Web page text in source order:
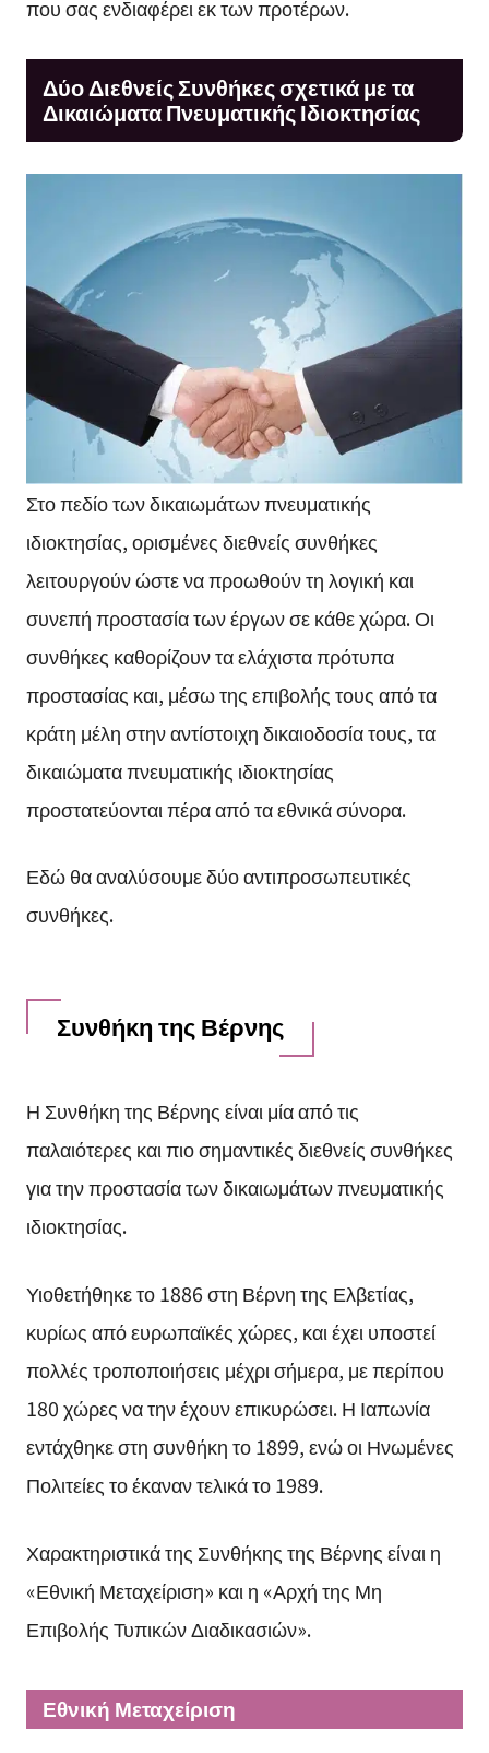
που σας ενδιαφέρει εκ των προτέρων.
Δύο Διεθνείς Συνθήκες σχετικά με τα
Δικαιώματα Πνευματικής Ιδιοκτησίας
Στο πεδίο των δικαιωμάτων πνευματικής
ιδιοκτησίας, ορισμένες διεθνείς συνθήκες
λειτουργούν ώστε να προωθούν τη λογική και
συνεπή προστασία των έργων σε κάθε χώρα. Οι
συνθήκες καθορίζουν τα ελάχιστα πρότυπα
προστασίας και, μέσω της επιβολής τους από τα
κράτη μέλη στην αντίστοιχη δικαιοδοσία τους, τα
δικαιώματα πνευματικής ιδιοκτησίας
προστατεύονται πέρα από τα εθνικά σύνορα.
Εδώ θα αναλύσουμε δύο αντιπροσωπευτικές
συνθήκες.
Συνθήκη της Βέρνης
Η Συνθήκη της Βέρνης είναι μία από τις
παλαιότερες και πιο σημαντικές διεθνείς συνθήκες
για την προστασία των δικαιωμάτων πνευματικής
ιδιοκτησίας.
Υιοθετήθηκε το 1886 στη Βέρνη της Ελβετίας,
κυρίως από ευρωπαϊκές χώρες, και έχει υποστεί
πολλές τροποποιήσεις μέχρι σήμερα, με περίπου
180 χώρες να την έχουν επικυρώσει. Η Ιαπωνία
εντάχθηκε στη συνθήκη το 1899, ενώ οι Ηνωμένες
Πολιτείες το έκαναν τελικά το 1989.
Χαρακτηριστικά της Συνθήκης της Βέρνης είναι η
«Εθνική Μεταχείριση» και η «Αρχή της Μη
Επιβολής Τυπικών Διαδικασιών».
Εθνική Μεταχείριση